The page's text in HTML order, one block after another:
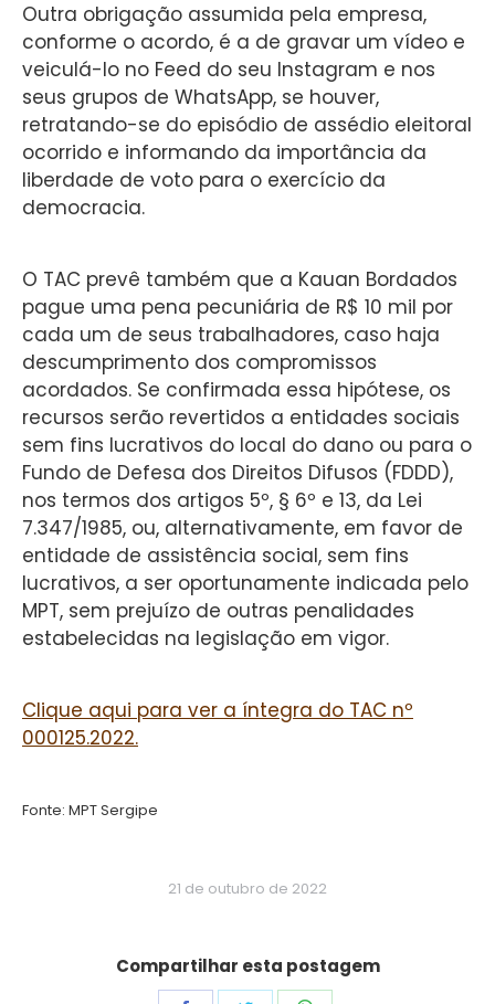
Outra obrigação assumida pela empresa,
conforme o acordo, é a de gravar um vídeo e
veiculá-lo no Feed do seu Instagram e nos
seus grupos de WhatsApp, se houver,
retratando-se do episódio de assédio eleitoral
ocorrido e informando da importância da
liberdade de voto para o exercício da
democracia.
O TAC prevê também que a Kauan Bordados
pague uma pena pecuniária de R$ 10 mil por
cada um de seus trabalhadores, caso haja
descumprimento dos compromissos
acordados. Se confirmada essa hipótese, os
recursos serão revertidos a entidades sociais
sem fins lucrativos do local do dano ou para o
Fundo de Defesa dos Direitos Difusos (FDDD),
nos termos dos artigos 5º, § 6º e 13, da Lei
7.347/1985, ou, alternativamente, em favor de
entidade de assistência social, sem fins
lucrativos, a ser oportunamente indicada pelo
MPT, sem prejuízo de outras penalidades
estabelecidas na legislação em vigor.
Clique aqui para ver a íntegra do TAC nº
000125.2022.
Fonte: MPT Sergipe
21 de outubro de 2022
Compartilhar esta postagem